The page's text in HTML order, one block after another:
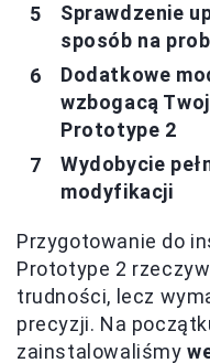
Sprawdzenie
sposób na
Dodatkowe
wzbogacą
Prototype 2
Wydobycie
modyfikacji
Przygotowanie do
Prototype 2
trudności, lecz
precyzji. Na
zainstalowaliśmy